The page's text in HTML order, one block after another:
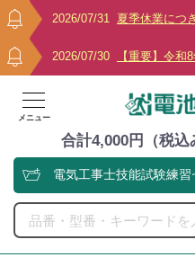
2026/07/31 夏季休業につ
2026/07/30 【重要】令和
メニュー
合計4,000円（税込